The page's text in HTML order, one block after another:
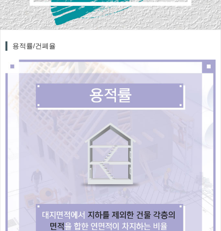
용적률/건폐율